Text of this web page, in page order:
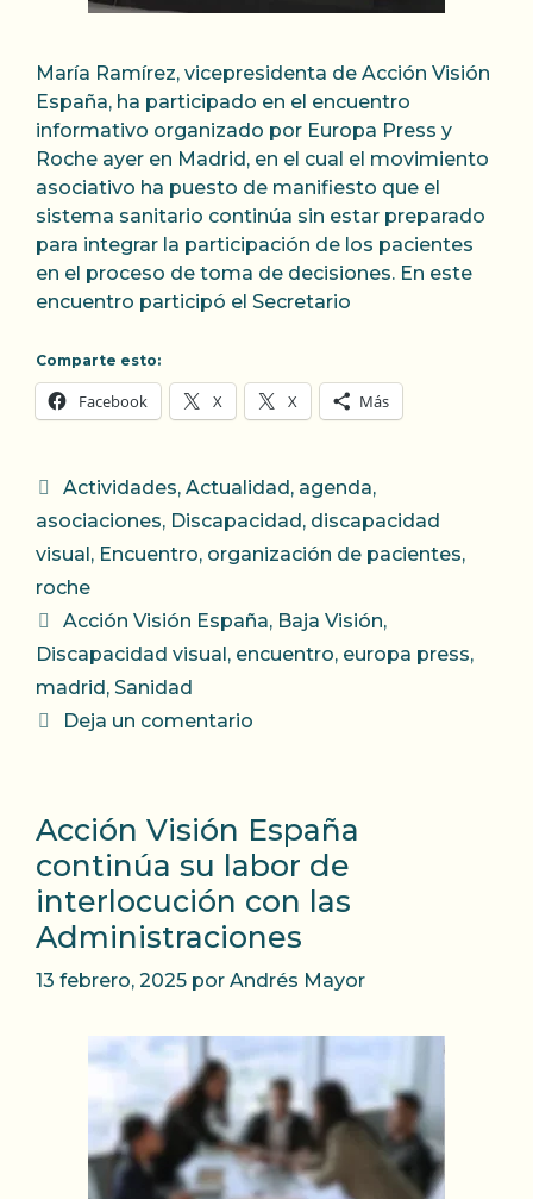
María Ramírez, vicepresidenta de Acción Visión
España, ha participado en el encuentro
informativo organizado por Europa Press y
Roche ayer en Madrid, en el cual el movimiento
asociativo ha puesto de manifiesto que el
sistema sanitario continúa sin estar preparado
para integrar la participación de los pacientes
en el proceso de toma de decisiones. En este
encuentro participó el Secretario
Comparte esto:
Facebook X X Más
Categorías
Actividades, Actualidad , agenda,
asociaciones, Discapacidad , discapacidad
visual , Encuentro, organización de pacientes,
roche
Etiquetas
Acción Visión España, Baja Visión,
Discapacidad visual , encuentro, europa press,
madrid , Sanidad
Deja un comentario
Acción Visión España
continúa su labor de
interlocución con las
Administraciones
13 febrero, 2025 por Andrés Mayor